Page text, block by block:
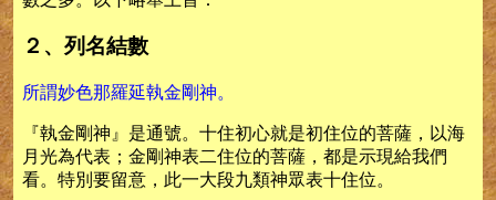
２、列名結數
所謂妙色那羅延執金剛神。
『執金剛神』是通號。十住初心就是初住位的菩薩，以海
月光為代表；金剛神表二住位的菩薩，都是示現給我們
看。特別要留意，此一大段九類神眾表十住位。